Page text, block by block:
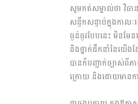
សូមកត់សម្គាល់ថា វិធា
សន្ធឹកសន្ធាប់ក្នុងកា
ធ្ងន់ធ្ងរបែបនេះ មិនម
និងថ្នាក់ដឹកនាំនៃយើង
បានក៏បញ្ជាក់ច្បាស់ពី
ក្រោយ និងដោយមានក